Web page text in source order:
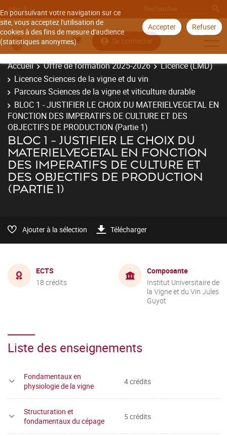
En poursuivant votre navigation sur ce
site, vous acceptez l'utilisation de
cookies à des fins de mesure d'audience
(statistiques anonymes).
Accepter Refuser
Aller à
Se connecter
Accueil Offre de formation 2025-2026
Licence (LMD)
Licence Sciences de la vigne et du vin
Parcours Sciences de la vigne et viticulture durable
BLOC 1 - JUSTIFIER LE CHOIX DU MATERIELVEGETAL EN
FONCTION DES IMPERATIFS DE CULTURE ET DES
OBJECTIFS DE PRODUCTION (Partie 1)
BLOC 1 - JUSTIFIER LE CHOIX DU
MATERIELVEGETAL EN FONCTION
DES IMPERATIFS DE CULTURE ET
DES OBJECTIFS DE PRODUCTION
(PARTIE 1)
Ajouter à la sélection Télécharger
ECTS
18 crédits
Composante
Institut Universitaire de
la Vigne et du Vin Jules
Guyot
Liste des enseignements
Fondamentaux en
physiologie de la vigne
4 crédits
Structuration et
fondamentaux du cépage
5 crédits